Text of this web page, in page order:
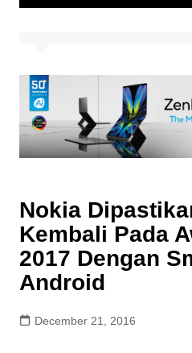
Nokia
Kembali Pada
2017 Dengan
Android
December 21, 2016